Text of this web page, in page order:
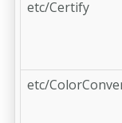
etc/Certify
etc/